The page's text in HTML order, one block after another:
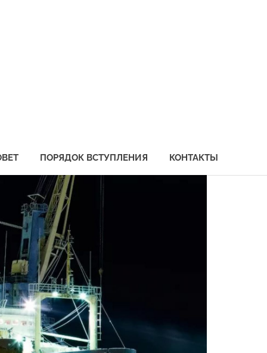
ПОРЯДОК ВСТУПЛЕНИЯ КОНТАКТЫ